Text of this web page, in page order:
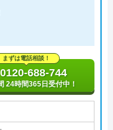
まずは電話相談！
0120-688-744
24時間365日受付中！